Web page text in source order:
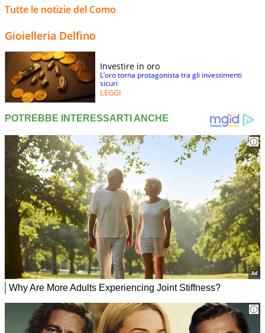
Tutte le notizie del Como
Gioielleria Delfino
Investire in oro
L’oro torna protagonista tra gli investimenti
sicuri
LEGGI